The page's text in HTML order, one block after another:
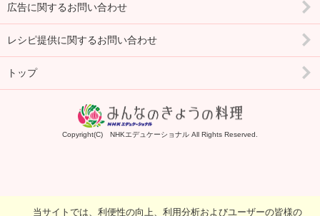
広告に関するお問い合わせ
レシピ提供に関するお問い合わせ
トップ
Copyright(C) NHKエデュケーショナル All Rights Reserved.
当サイトでは、利便性の向上、利用分析およびユーザーの皆様の